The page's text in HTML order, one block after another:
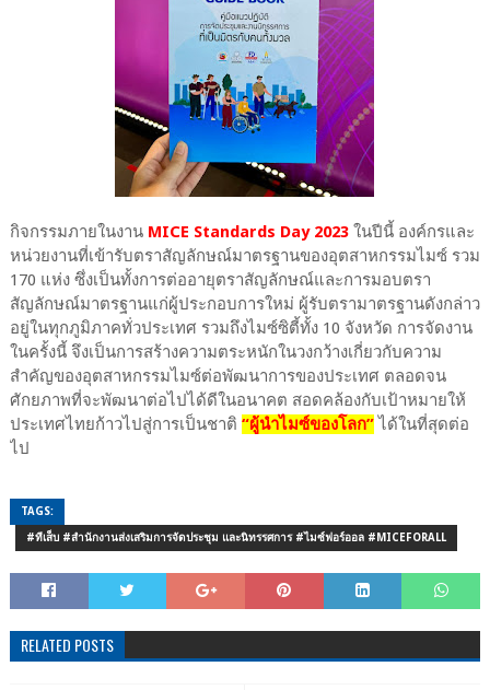
กิจกรรมภายในงาน MICE Standards Day 2023ในปีนี้ องค์กรและ
หน่วยงานที่เข้ารับตราสัญลักษณ์มาตรฐานของอุตสาหกรรมไมซ์ รวม
170 แห่ง ซึ่งเป็นทั้งการต่ออายุตราสัญลักษณ์และการมอบตรา
สัญลักษณ์มาตรฐานแก่ผู้ประกอบการใหม่ ผู้รับตรามาตรฐานดังกล่าว
อยู่ในทุกภูมิภาคทั่วประเทศ รวมถึงไมซ์ซิตี้ทั้ง 10 จังหวัด การจัดงาน
ในครั้งนี้ จึงเป็นการสร้างความตระหนักในวงกว้างเกี่ยวกับความ
สำคัญของอุตสาหกรรมไมซ์ต่อพัฒนาการของประเทศ ตลอดจน
ศักยภาพที่จะพัฒนาต่อไปได้ดีในอนาคต สอดคล้องกับเป้าหมายให้
ประเทศไทยก้าวไปสู่การเป็นชาติ “ผู้นำไมซ์ของโลก”ได้ในที่สุดต่อ
ไป
TAGS:
#ทีเส็บ #สำนักงานส่งเสริมการจัดประชุม และนิทรรศการ #ไมซ์ฟอร์ออล #MICEFORALL
RELATED POSTS